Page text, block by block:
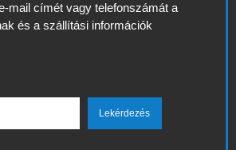
mail címét vagy telefonszámát a
és a szállítási információk